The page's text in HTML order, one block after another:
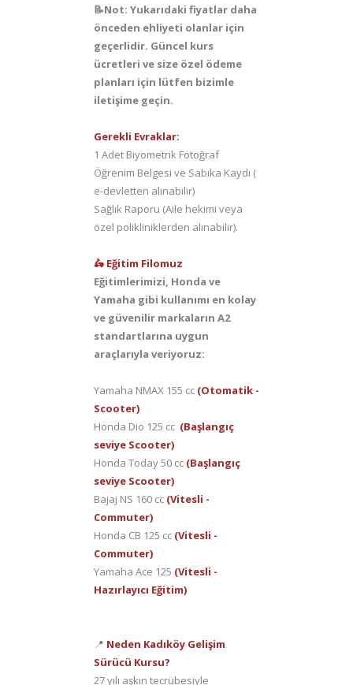
📝Not: Yukarıdaki fiyatlar daha
önceden ehliyeti olanlar için
geçerlidir. Güncel kurs
ücretleri ve size özel ödeme
planları için lütfen bizimle
iletişime geçin.
Gerekli Evraklar:
1 Adet Biyometrik Fotoğraf
Öğrenim Belgesi ve Sabıka Kaydı (
e-devletten alınabilir)
Sağlık Raporu (Aile hekimi veya
özel polikliniklerden alınabilir).
🛵 Eğitim Filomuz
Eğitimlerimizi, Honda ve
Yamaha gibi kullanımı en kolay
ve güvenilir markaların A2
standartlarına uygun
araçlarıyla veriyoruz:
Yamaha NMAX 155 cc (Otomatik -
Scooter)
Honda Dio 125 cc (Başlangıç
seviye Scooter)
Honda Today 50 cc (Başlangıç
seviye Scooter)
Bajaj NS 160 cc (Vitesli -
Commuter)
Honda CB 125 cc (Vitesli -
Commuter)
Yamaha Ace 125 (Vitesli -
Hazırlayıcı Eğitim)
📍 Neden Kadıköy Gelişim
Sürücü Kursu?
27 yılı aşkın tecrübesiyle